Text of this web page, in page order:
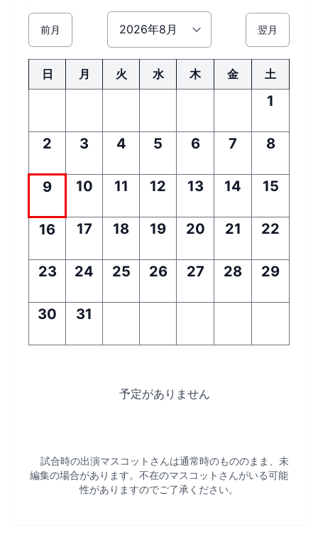
前月 翌月
日 月 火 水 木 金 土
1
2 3 4 5 6 7 8
9 10 11 12 13 14 15
16 17 18 19 20 21 22
23 24 25 26 27 28 29
30 31
予定がありません
試合時の出演マスコットさんは通常時のもののまま、未
編集の場合があります。不在のマスコットさんがいる可能
性がありますのでご了承ください。